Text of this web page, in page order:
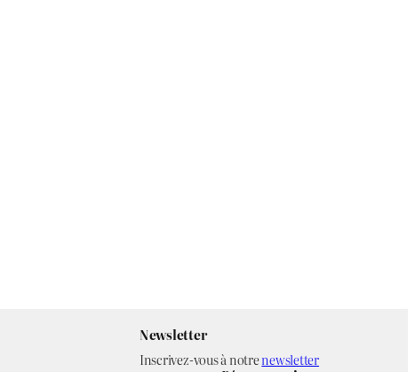
Newsletter
Inscrivez-vous à notrenewsletter